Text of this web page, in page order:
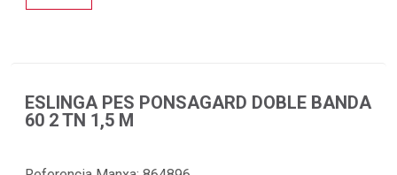
ESLINGA PES PONSAGARD DOBLE BANDA
60 2 TN 1,5 M